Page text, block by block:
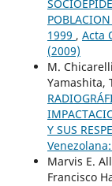
1999 , Acta
(2009)
M.
Yamashita,
Y SUS
Marvis E.
Francisco